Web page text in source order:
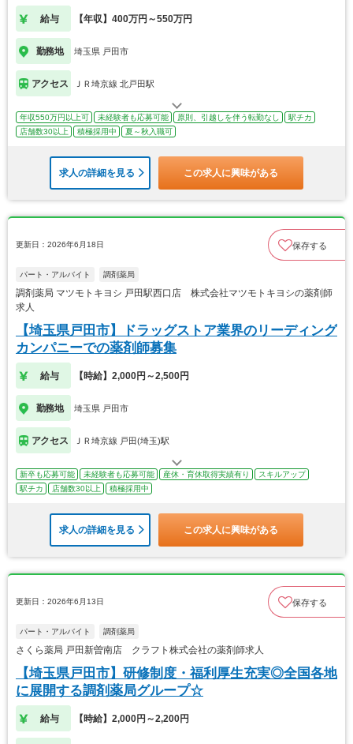
給与 【年収】400万円～550万円
勤務地 埼玉県 戸田市
アクセス ＪＲ埼京線 北戸田駅
年収550万円以上可 未経験者も応募可能 原則、引越しを伴う転勤なし
駅チカ
店舗数30以上
積極採用中 夏～秋入職可
求人の詳細を見る この求人に興味がある
更新日：2026年6月18日 保存する
パート・アルバイト 調剤薬局
調剤薬局 マツモトキヨシ 戸田駅西口店 株式会社マツモトキヨシの薬剤師
求人
【埼玉県戸田市】ドラッグストア業界のリーディング
カンパニーでの薬剤師募集
給与 【時給】2,000円～2,500円
勤務地 埼玉県 戸田市
アクセス ＪＲ埼京線 戸田(埼玉)駅
新卒も応募可能 未経験者も応募可能 産休・育休取得実績有り
スキルアップ
駅チカ
店舗数30以上 積極採用中
求人の詳細を見る この求人に興味がある
更新日：2026年6月13日 保存する
パート・アルバイト 調剤薬局
さくら薬局 戸田新曽南店 クラフト株式会社の薬剤師求人
【埼玉県戸田市】研修制度・福利厚生充実◎全国各地
に展開する調剤薬局グループ☆
給与 【時給】2,000円～2,200円